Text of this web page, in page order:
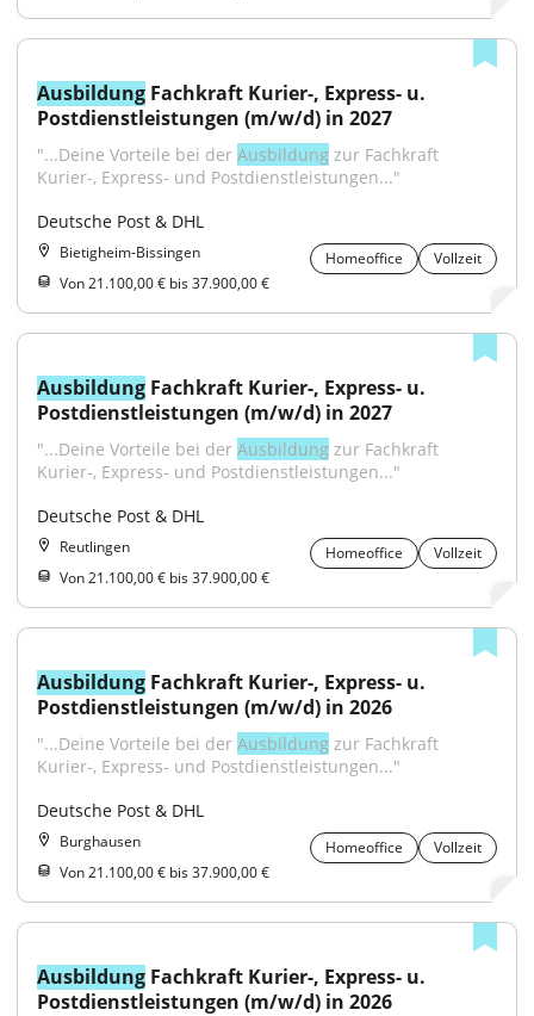
Ausbildung Fachkraft Kurier-, Express- u.
Postdienstleistungen (m/w/d) in 2027
"...Deine Vorteile bei der Ausbildung zur Fachkraft
Kurier-, Express- und Postdienstleistungen..."
Deutsche Post & DHL
Bietigheim-Bissingen Homeoffice
Vollzeit
Von 21.100,00 € bis 37.900,00 €
Ausbildung Fachkraft Kurier-, Express- u.
Postdienstleistungen (m/w/d) in 2027
"...Deine Vorteile bei der Ausbildung zur Fachkraft
Kurier-, Express- und Postdienstleistungen..."
Deutsche Post & DHL
Reutlingen Homeoffice
Vollzeit
Von 21.100,00 € bis 37.900,00 €
Ausbildung Fachkraft Kurier-, Express- u.
Postdienstleistungen (m/w/d) in 2026
"...Deine Vorteile bei der Ausbildung zur Fachkraft
Kurier-, Express- und Postdienstleistungen..."
Deutsche Post & DHL
Burghausen Homeoffice
Vollzeit
Von 21.100,00 € bis 37.900,00 €
Ausbildung Fachkraft Kurier-, Express- u.
Postdienstleistungen (m/w/d) in 2026